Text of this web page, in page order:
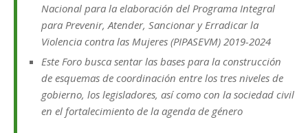
Nacional para la elaboración del Programa Integral
para Prevenir, Atender, Sancionar y Erradicar la
Violencia contra las Mujeres (PIPASEVM) 2019-2024
Este Foro busca sentar las bases para la construcción
de esquemas de coordinación entre los tres niveles de
gobierno, los legisladores, así como con la sociedad civil
en el fortalecimiento de la agenda de género